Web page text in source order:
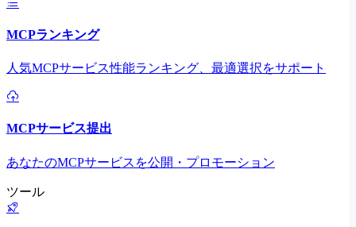
MCPランキング
人気MCPサービス性能ランキング、最適選択をサポート
MCPサービス提出
あなたのMCPサービスを公開・プロモーション
ツール